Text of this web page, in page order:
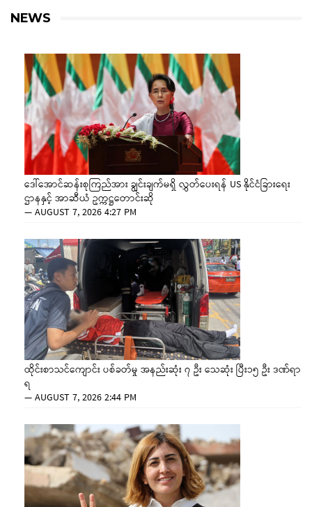
NEWS
ဒေါ်အောင်ဆန်းစုကြည်အား ချွင်းချက်မရှိ လွှတ်ပေးရန် US နိုင်ငံခြားရေး
ဌာနနှင့် အာဆီယံ ဥက္ကဋ္ဌတောင်းဆို
—AUGUST 7, 2026 4:27 PM
ထိုင်းစာသင်ကျောင်း ပစ်ခတ်မှု အနည်းဆုံး ၇ ဦး သေဆုံး ပြီး၁၅ ဦး ဒဏ်ရာ
ရ
—AUGUST 7, 2026 2:44 PM